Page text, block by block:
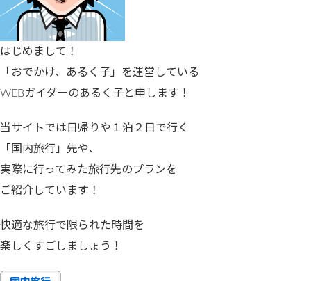
はじめまして！
「おでかけ、あるく子」を運営している
WEBガイダーのあるく子と申します！
当サイトでは日帰りや１泊２日で行く
「国内旅行」先や、
実際に行ってみた旅行先のプランを
ご紹介しています！
快適な旅行で限られた時間を
楽しくすごしましょう！